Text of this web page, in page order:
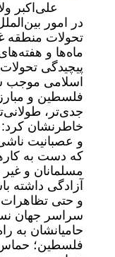
علی‌اکبر
در امور
تحولات منطقه
ماه‌ها و
پیچیدگی
اسلامی موجب
فلسطین و
جدی‌تر،
خاطرنشان
و عصبانیت
که دست به
مسلمانان و
آزادگی داشته
و حتی تظاهرات
سراسر جهان
حامیانشان به
فلسطین؛